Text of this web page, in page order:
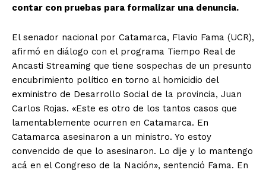
contar con pruebas para formalizar una denuncia.
El senador nacional por Catamarca, Flavio Fama (UCR),
afirmó en diálogo con el programa Tiempo Real de
Ancasti Streaming que tiene sospechas de un presunto
encubrimiento político en torno al homicidio del
exministro de Desarrollo Social de la provincia, Juan
Carlos Rojas. «Este es otro de los tantos casos que
lamentablemente ocurren en Catamarca. En
Catamarca asesinaron a un ministro. Yo estoy
convencido de que lo asesinaron. Lo dije y lo mantengo
acá en el Congreso de la Nación», sentenció Fama. En